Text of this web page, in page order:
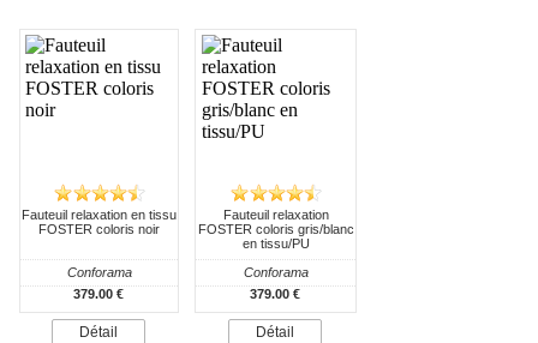
Fauteuil relaxation en tissu
FOSTER coloris noir
Conforama
379.00 €
Détail
Fauteuil relaxation
FOSTER coloris gris/blanc
en tissu/PU
Conforama
379.00 €
Détail